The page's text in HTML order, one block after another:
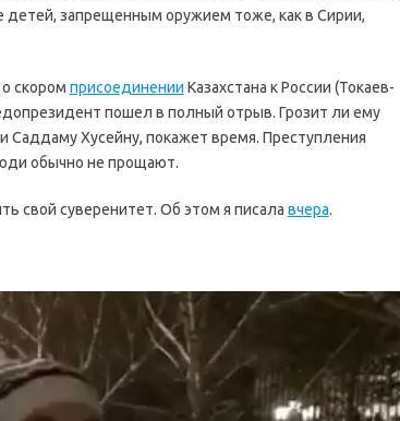
детей, запрещенным оружием тоже, как в Сирии,
скором присоединении Казахстана к России (Токаев-
пошел в полный отрыв. Грозит ли ему
Саддаму Хусейну, покажет время. Преступления
обычно не прощают.
свой суверенитет. Об этом я писала вчера.